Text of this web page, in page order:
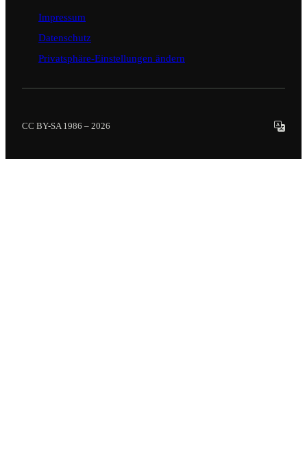
Impressum
Datenschutz
Privatsphäre-Einstellungen ändern
CC BY-SA 1986 – 2026